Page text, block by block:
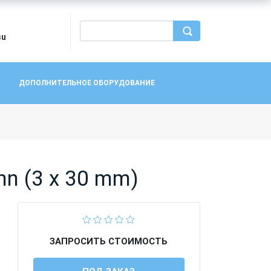
ДОПОЛНИТЕЛЬНОЕ ОБОРУДОВАНИЕ
(3 x 30 mm)
ЗАПРОСИТЬ СТОИМОСТЬ